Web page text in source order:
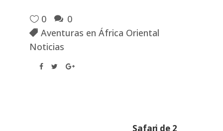
0
0
Aventuras en África Oriental
Noticias
Safari de 2